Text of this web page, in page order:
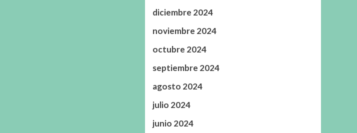
diciembre 2024
noviembre 2024
octubre 2024
septiembre 2024
agosto 2024
julio 2024
junio 2024